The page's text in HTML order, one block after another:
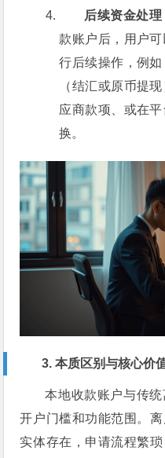
后续资金处理
款账户后，用户
行后续操作，例
（结汇或原币提
应商款项、或在
换。
3. 本质区别与核心价
本地收款账户与传
开户门槛和功能范围。
实体存在，申请流程繁